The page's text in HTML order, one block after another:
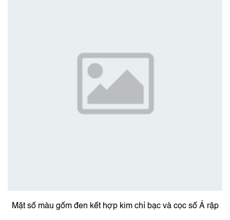
Mặt số màu gốm đen kết hợp kim chỉ bạc và cọc số Ả rập